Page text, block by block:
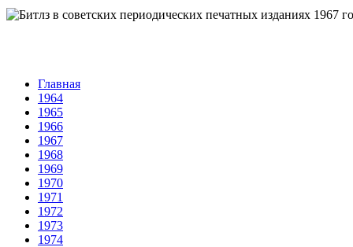
Главная
1964
1965
1966
1967
1968
1969
1970
1971
1972
1973
1974